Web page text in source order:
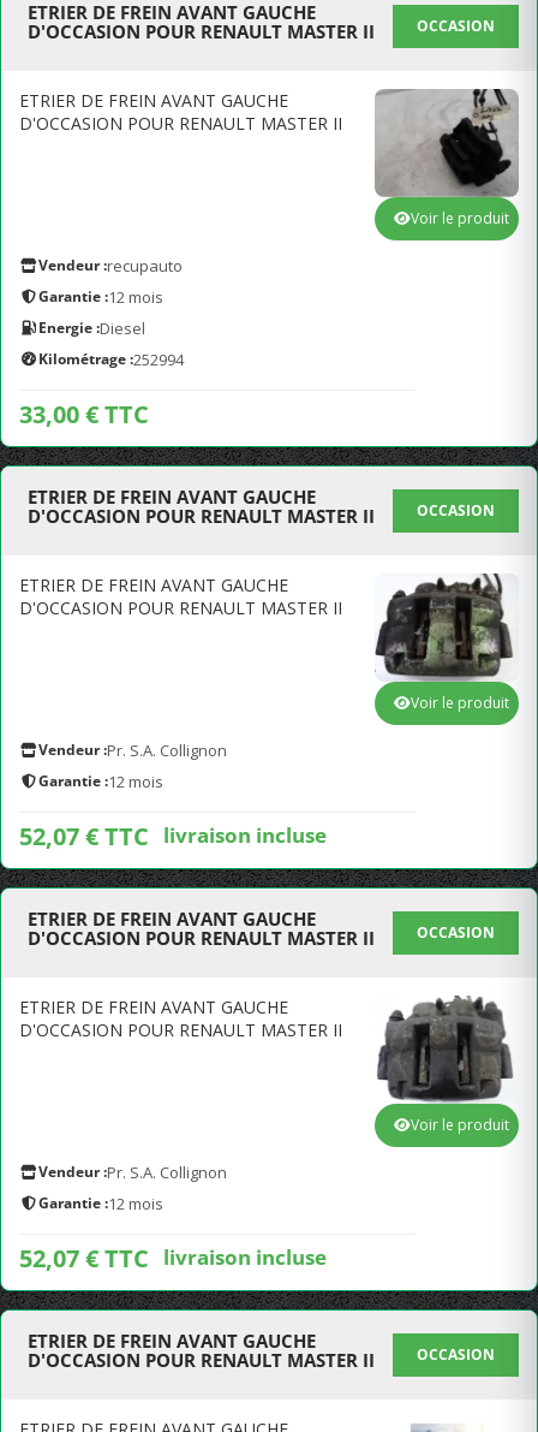
ETRIER DE FREIN AVANT GAUCHE
D'OCCASION POUR RENAULT MASTER II
OCCASION
ETRIER DE FREIN AVANT GAUCHE
D'OCCASION POUR RENAULT MASTER II
Vendeur :recupauto
Garantie :12 mois
Energie :Diesel
Kilométrage :252994
33,00 € TTC
Voir le produit
ETRIER DE FREIN AVANT GAUCHE
D'OCCASION POUR RENAULT MASTER II
OCCASION
ETRIER DE FREIN AVANT GAUCHE
D'OCCASION POUR RENAULT MASTER II
Vendeur :Pr. S.A. Collignon
Garantie :12 mois
52,07 € TTC livraison incluse
Voir le produit
ETRIER DE FREIN AVANT GAUCHE
D'OCCASION POUR RENAULT MASTER II
OCCASION
ETRIER DE FREIN AVANT GAUCHE
D'OCCASION POUR RENAULT MASTER II
Vendeur :Pr. S.A. Collignon
Garantie :12 mois
52,07 € TTC livraison incluse
Voir le produit
ETRIER DE FREIN AVANT GAUCHE
D'OCCASION POUR RENAULT MASTER II
OCCASION